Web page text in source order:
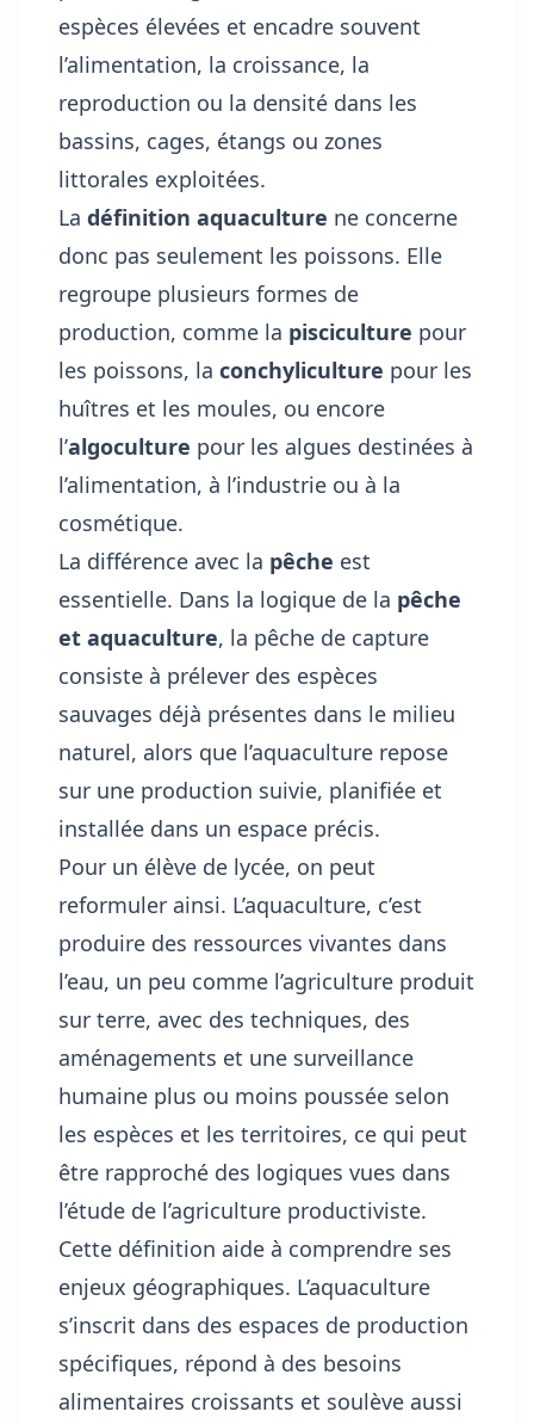
espèces élevées et encadre souvent
l’alimentation, la croissance, la
reproduction ou la densité dans les
bassins, cages, étangs ou zones
littorales exploitées.
La définition aquaculture ne concerne
donc pas seulement les poissons. Elle
regroupe plusieurs formes de
production, comme la pisciculture pour
les poissons, la conchyliculture pour les
huîtres et les moules, ou encore
l’algoculture pour les algues destinées à
l’alimentation, à l’industrie ou à la
cosmétique.
La différence avec la pêche est
essentielle. Dans la logique de la pêche
et aquaculture, la pêche de capture
consiste à prélever des espèces
sauvages déjà présentes dans le milieu
naturel, alors que l’aquaculture repose
sur une production suivie, planifiée et
installée dans un espace précis.
Pour un élève de lycée, on peut
reformuler ainsi. L’aquaculture, c’est
produire des ressources vivantes dans
l’eau, un peu comme l’agriculture produit
sur terre, avec des techniques, des
aménagements et une surveillance
humaine plus ou moins poussée selon
les espèces et les territoires, ce qui peut
être rapproché des logiques vues dans
l’étude de l’agriculture productiviste.
Cette définition aide à comprendre ses
enjeux géographiques. L’aquaculture
s’inscrit dans des espaces de production
spécifiques, répond à des besoins
alimentaires croissants et soulève aussi